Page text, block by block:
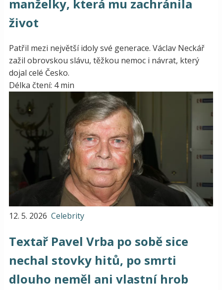
manželky, která mu zachránila
život
Patřil mezi největší idoly své generace. Václav Neckář
zažil obrovskou slávu, těžkou nemoc i návrat, který
dojal celé Česko.
Délka čtení: 4 min
12. 5. 2026 Celebrity
Textař Pavel Vrba po sobě sice
nechal stovky hitů, po smrti
dlouho neměl ani vlastní hrob